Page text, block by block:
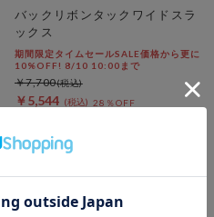
バックリボンタックワイドスラ
ックス
期間限定タイムセールSALE価格から更に
10%OFF! 8/10 10:00まで
￥7,700
￥5,544 28％OFF